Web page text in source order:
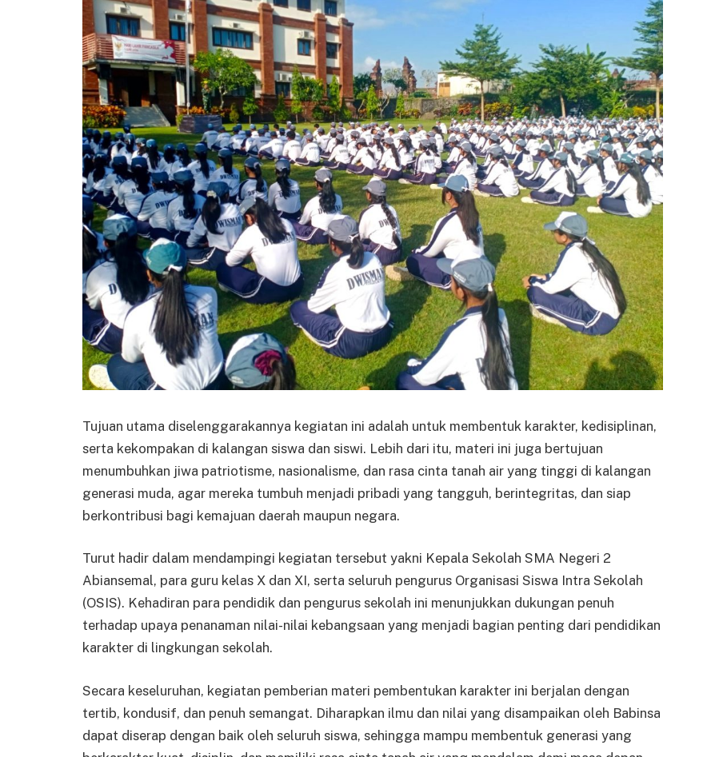
Tujuan utama diselenggarakannya kegiatan ini adalah untuk membentuk karakter, kedisiplinan,
serta kekompakan di kalangan siswa dan siswi. Lebih dari itu, materi ini juga bertujuan
menumbuhkan jiwa patriotisme, nasionalisme, dan rasa cinta tanah air yang tinggi di kalangan
generasi muda, agar mereka tumbuh menjadi pribadi yang tangguh, berintegritas, dan siap
berkontribusi bagi kemajuan daerah maupun negara.
Turut hadir dalam mendampingi kegiatan tersebut yakni Kepala Sekolah SMA Negeri 2
Abiansemal, para guru kelas X dan XI, serta seluruh pengurus Organisasi Siswa Intra Sekolah
(OSIS). Kehadiran para pendidik dan pengurus sekolah ini menunjukkan dukungan penuh
terhadap upaya penanaman nilai-nilai kebangsaan yang menjadi bagian penting dari pendidikan
karakter di lingkungan sekolah.
Secara keseluruhan, kegiatan pemberian materi pembentukan karakter ini berjalan dengan
tertib, kondusif, dan penuh semangat. Diharapkan ilmu dan nilai yang disampaikan oleh Babinsa
dapat diserap dengan baik oleh seluruh siswa, sehingga mampu membentuk generasi yang